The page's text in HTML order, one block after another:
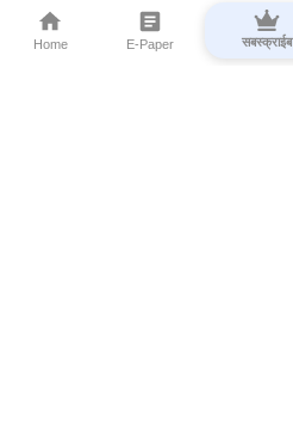
Home E-Paper सबस्क्राईब